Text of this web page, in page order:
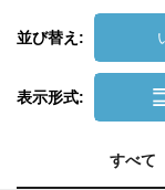
並び替え:
表示形式:
すべて